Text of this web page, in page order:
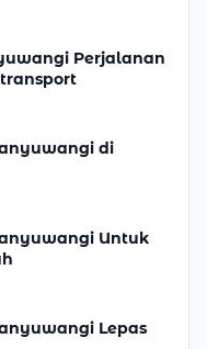
Perjalanan
di
Untuk
Lepas